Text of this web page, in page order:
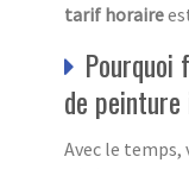
tarif horaire
de
Avec le temps,